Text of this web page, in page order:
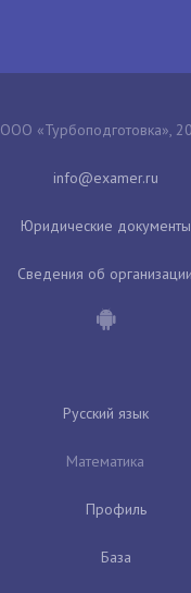
ООО «Турбоподготовка»,
Юридические документы
Сведения об организации
Русский язык
Математика
Профиль
База